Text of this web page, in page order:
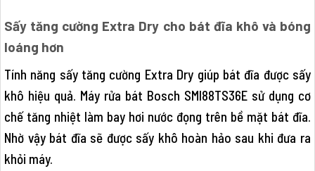
Sấy tăng cường Extra Dry cho bát đĩa khô và bóng
loáng hơn
Tính năng sấy tăng cường Extra Dry giúp bát đĩa được sấy
khô hiệu quả. Máy rửa bát Bosch SMI88TS36E sử dụng cơ
chế tăng nhiệt làm bay hơi nước đọng trên bề mặt bát đĩa.
Nhờ vậy bát đĩa sẽ được sấy khô hoàn hảo sau khi đưa ra
khỏi máy.